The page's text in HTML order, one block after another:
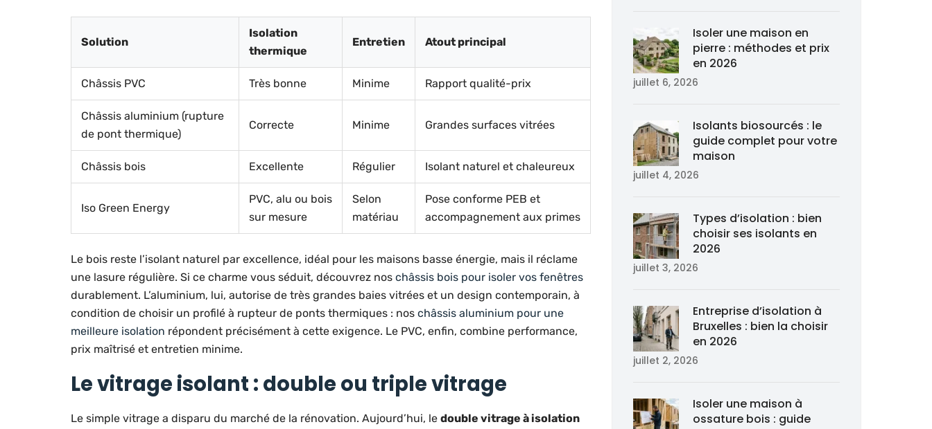
Solution
Isolation
thermique
Entretien Atout principal
Châssis PVC Très bonne Minime Rapport qualité-prix
Châssis aluminium (rupture
de pont thermique)
Correcte Minime Grandes surfaces vitrées
Châssis bois Excellente Régulier Isolant naturel et chaleureux
Iso Green Energy
PVC, alu ou bois
sur mesure
Selon
matériau
Pose conforme PEB et
accompagnement aux primes
Le bois reste l’isolant naturel par excellence, idéal pour les maisons basse énergie, mais il réclame
une lasure régulière. Si ce charme vous séduit, découvrez nos châssis bois pour isoler vos fenêtres
durablement. L’aluminium, lui, autorise de très grandes baies vitrées et un design contemporain, à
condition de choisir un profilé à rupteur de ponts thermiques : nos châssis aluminium pour une
meilleure isolation répondent précisément à cette exigence. Le PVC, enfin, combine performance,
prix maîtrisé et entretien minime.
Le vitrage isolant : double ou triple vitrage
Le simple vitrage a disparu du marché de la rénovation. Aujourd’hui, le double vitrage à isolation
Isoler une maison en
pierre : méthodes et prix
en 2026
juillet 6, 2026
Isolants biosourcés : le
guide complet pour votre
maison
juillet 4, 2026
Types d’isolation : bien
choisir ses isolants en
2026
juillet 3, 2026
Entreprise d’isolation à
Bruxelles : bien la choisir
en 2026
juillet 2, 2026
Isoler une maison à
ossature bois : guide